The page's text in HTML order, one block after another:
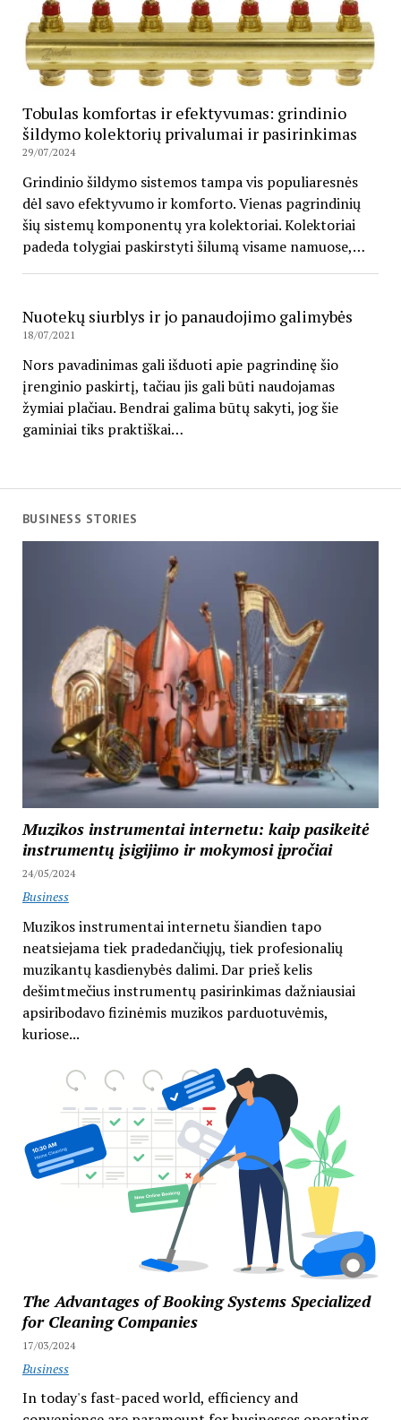
BUSINESS STORIES
Muzikos instrumentai internetu: kaip pasikeitė
instrumentų įsigijimo ir mokymosi įpročiai
24/05/2024
Business
Muzikos instrumentai internetu šiandien tapo
neatsiejama tiek pradedančiųjų, tiek profesionalių
muzikantų kasdienybės dalimi. Dar prieš kelis
dešimtmečius instrumentų pasirinkimas dažniausiai
apsiribodavo fizinėmis muzikos parduotuvėmis,
kuriose...
The Advantages of Booking Systems Specialized
for Cleaning Companies
17/03/2024
Business
In today's fast-paced world, efficiency and
Tobulas komfortas ir efektyvumas: grindinio
šildymo kolektorių privalumai ir pasirinkimas
29/07/2024
Grindinio šildymo sistemos tampa vis populiaresnės
dėl savo efektyvumo ir komforto. Vienas pagrindinių
šių sistemų komponentų yra kolektoriai. Kolektoriai
padeda tolygiai paskirstyti šilumą visame namuose,…
Nuotekų siurblys ir jo panaudojimo galimybės
18/07/2021
Nors pavadinimas gali išduoti apie pagrindinę šio
įrenginio paskirtį, tačiau jis gali būti naudojamas
žymiai plačiau. Bendrai galima būtų sakyti, jog šie
gaminiai tiks praktiškai…